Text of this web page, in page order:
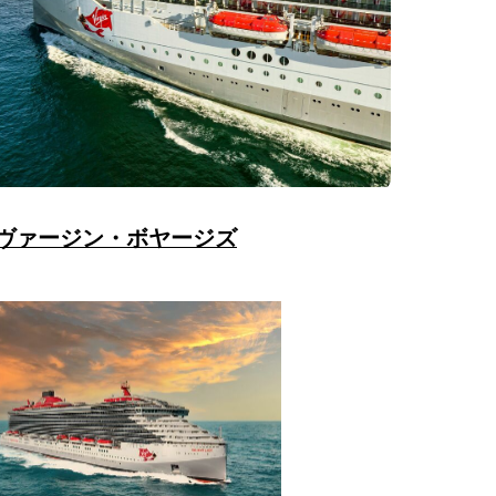
ァージン・ボヤージズ